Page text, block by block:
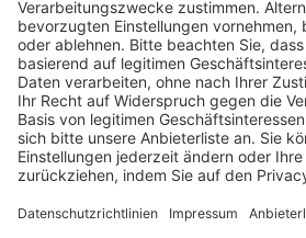
Schulungsangebot Vereinsmitarbeiter
BFV-Geschäftsstellen
Trainerbörse
Login SpielPlus
FOLGE DEM BFV